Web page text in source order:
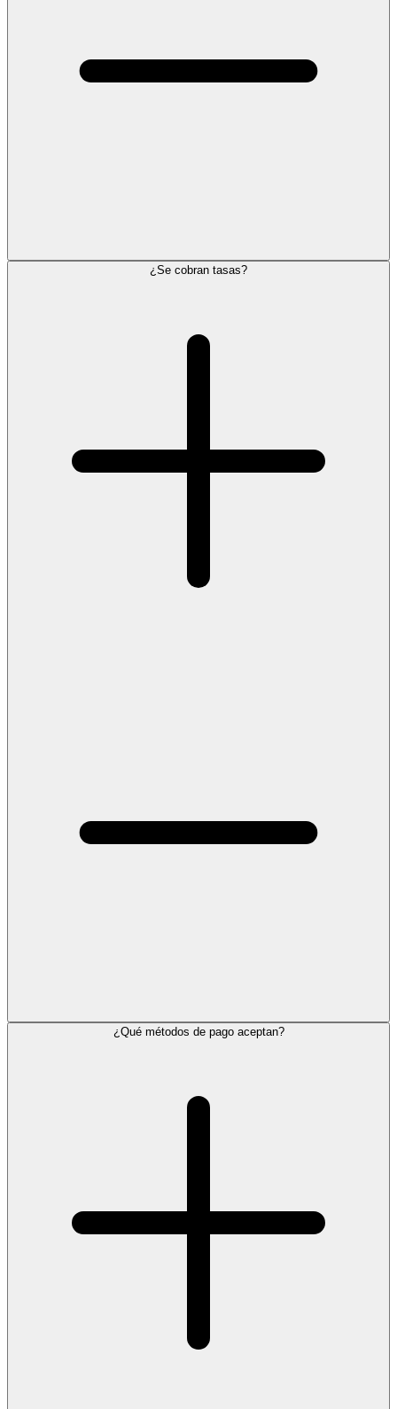
¿Se cobran tasas?
¿Qué métodos de pago aceptan?